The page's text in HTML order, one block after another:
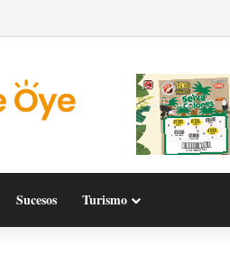
Sucesos Turismo